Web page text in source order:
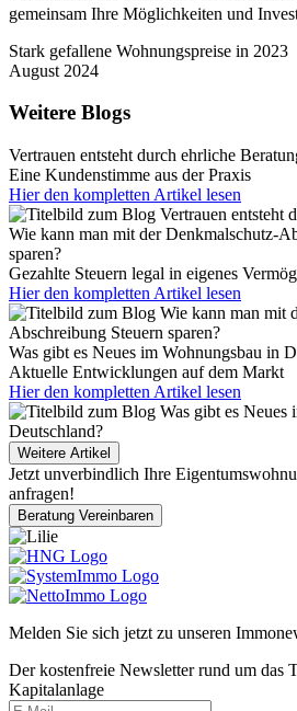
gemeinsam Ihre Möglichkeiten und
Stark gefallene Wohnungspreise in 2023
August 2024
Weitere Blogs
Vertrauen entsteht durch ehrliche
Eine Kundenstimme aus der Praxis
Hier den kompletten Artikel lesen
Wie kann man mit der Denkmalschutz-
sparen?
Gezahlte Steuern legal in eigenes
Hier den kompletten Artikel lesen
Was gibt es Neues im Wohnungsbau in
Aktuelle Entwicklungen auf dem Markt
Hier den kompletten Artikel lesen
Weitere Artikel
Jetzt unverbindlich Ihre
anfragen!
Beratung Vereinbaren
Melden Sie sich jetzt zu unseren Immo
Der kostenfreie Newsletter rund um das
Kapitalanlage